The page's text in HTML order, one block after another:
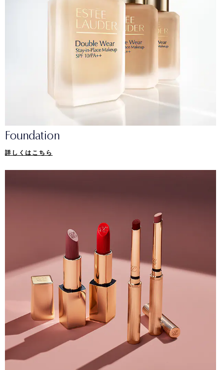
Foundation
詳しくはこちら